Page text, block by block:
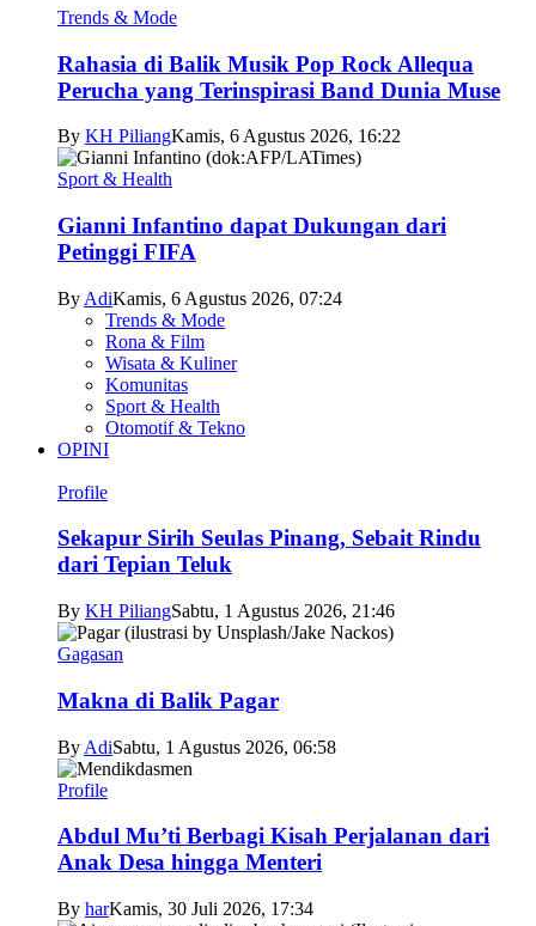
Trends & Mode
Rahasia di Balik Musik Pop Rock Allequa
Perucha yang Terinspirasi Band Dunia Muse
By KH PiliangKamis, 6 Agustus 2026, 16:22
Sport & Health
Gianni Infantino dapat Dukungan dari
Petinggi FIFA
By AdiKamis, 6 Agustus 2026, 07:24
Trends & Mode
Rona & Film
Wisata & Kuliner
Komunitas
Sport & Health
Otomotif & Tekno
OPINI
Profile
Sekapur Sirih Seulas Pinang, Sebait Rindu
dari Tepian Teluk
By KH PiliangSabtu, 1 Agustus 2026, 21:46
Gagasan
Makna di Balik Pagar
By AdiSabtu, 1 Agustus 2026, 06:58
Profile
Abdul Mu’ti Berbagi Kisah Perjalanan dari
Anak Desa hingga Menteri
By harKamis, 30 Juli 2026, 17:34